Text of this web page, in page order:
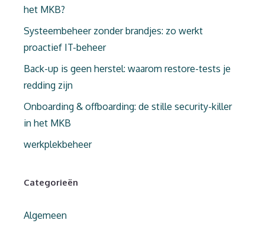
het MKB?
Systeembeheer zonder brandjes: zo werkt
proactief IT-beheer
Back-up is geen herstel: waarom restore-tests je
redding zijn
Onboarding & offboarding: de stille security-killer
in het MKB
werkplekbeheer
Categorieën
Algemeen